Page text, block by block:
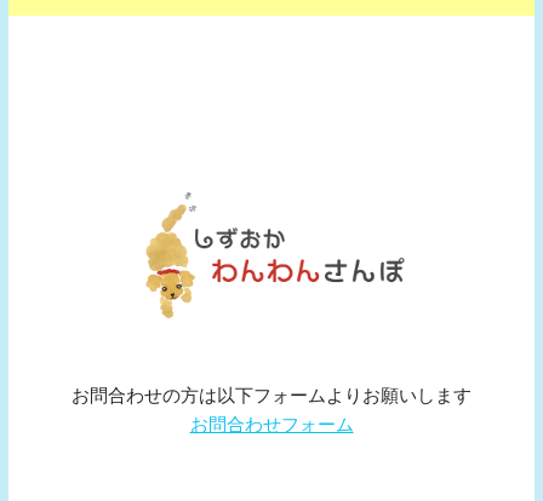
お問合わせの方は以下フォームよりお願いします
お問合わせフォーム